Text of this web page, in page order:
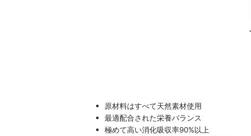
原材料はすべて天然素材使用
最適配合された栄養バランス
極めて高い消化吸収率90%以上